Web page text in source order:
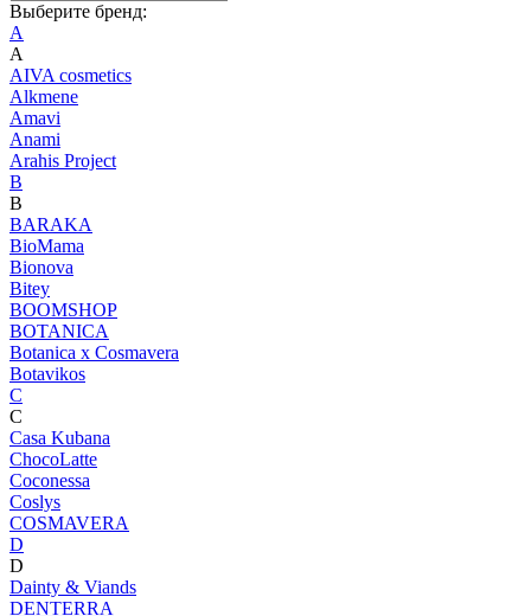
Выберите бренд:
A
A
AIVA cosmetics
Alkmene
Amavi
Anami
Arahis Project
B
B
BARAKA
BioMama
Bionova
Bitey
BOOMSHOP
BOTANICA
Botanica х Cosmavera
Botavikos
C
C
Casa Kubana
ChocoLatte
Coconessa
Coslys
COSMAVERA
D
D
Dainty & Viands
DENTERRA